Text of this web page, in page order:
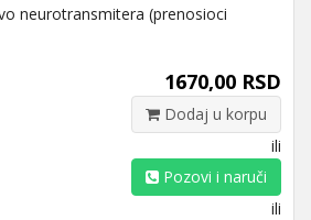
neurotransmitera (prenosioci
1670,00 RSD
Dodaj u korpu
ili
Pozovi i naruči
ili